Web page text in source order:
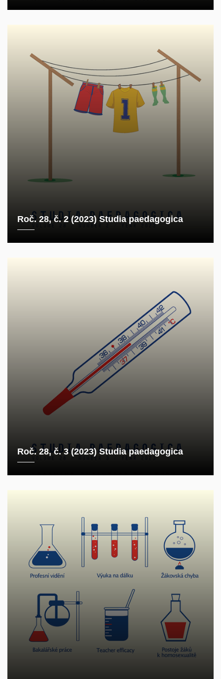
Roč. 28, č. 2 (2023) Studia paedagogica
Roč. 28, č. 3 (2023) Studia paedagogica